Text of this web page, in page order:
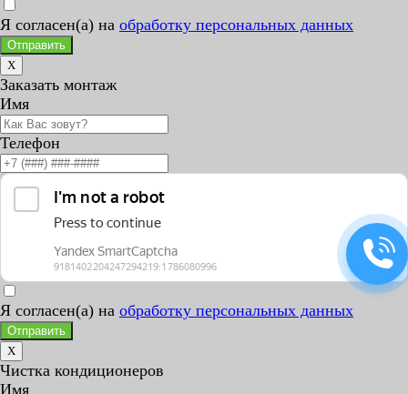
Я согласен(а) на обработку персональных данных
Отправить
X
Заказать монтаж
Имя
Телефон
Я согласен(а) на обработку персональных данных
Отправить
X
Чистка кондиционеров
Имя